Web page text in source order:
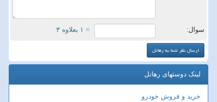
سوال: = ۱ بعلاوه ۳
لینک دوستهای رهاتل
خرید و فروش خودرو